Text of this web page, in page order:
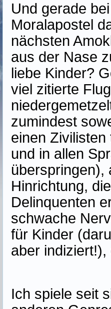
Und gerade
Moralapostel
nächsten
aus der Nase
liebe Kinder?
viel zitierte
zumindest
einen
und in allen
überspringen),
Hinrichtung,
Delinquenten
schwache
für Kinder
aber indiziert!),
Ich spiele seit